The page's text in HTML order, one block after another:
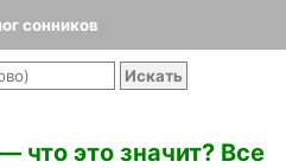
сонников
что это значит? Все